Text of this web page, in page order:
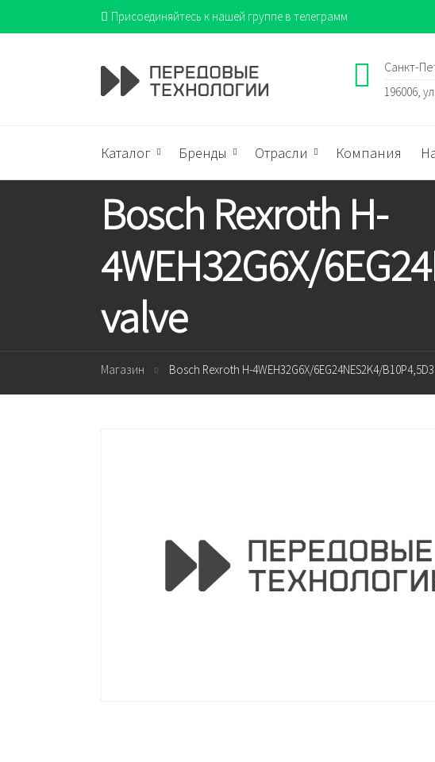
Присоединяйтесь к нашей группе в телеграмм
Санкт-
196006,
Каталог Бренды Отрасли Компания
Bosch Rexroth H-
4WEH32G6X/
valve
Магазин Bosch Rexroth H-4WEH32G6X/6EG24NES2K4/